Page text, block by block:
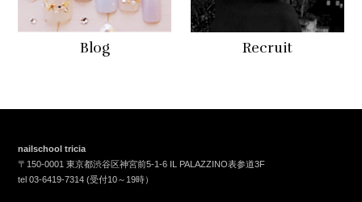
Blog Recruit
nailschool tricia
〒150-0001 東京都渋谷区神宮前5-1-6 IL PALAZZINO表参道3F
tel03-6419-7314 (受付10～19時）